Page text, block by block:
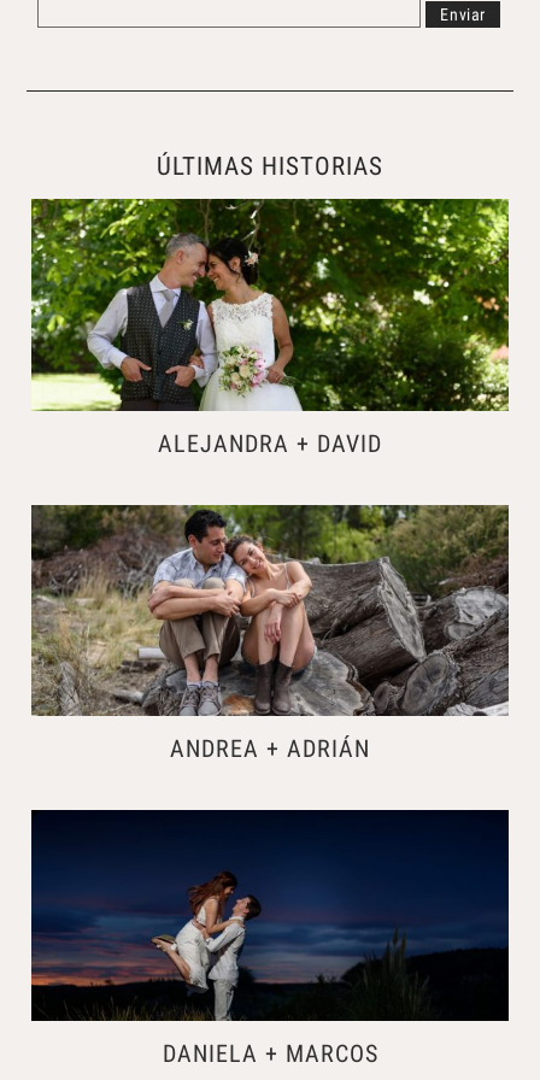
ÚLTIMAS HISTORIAS
ALEJANDRA + DAVID
ANDREA + ADRIÁN
DANIELA + MARCOS